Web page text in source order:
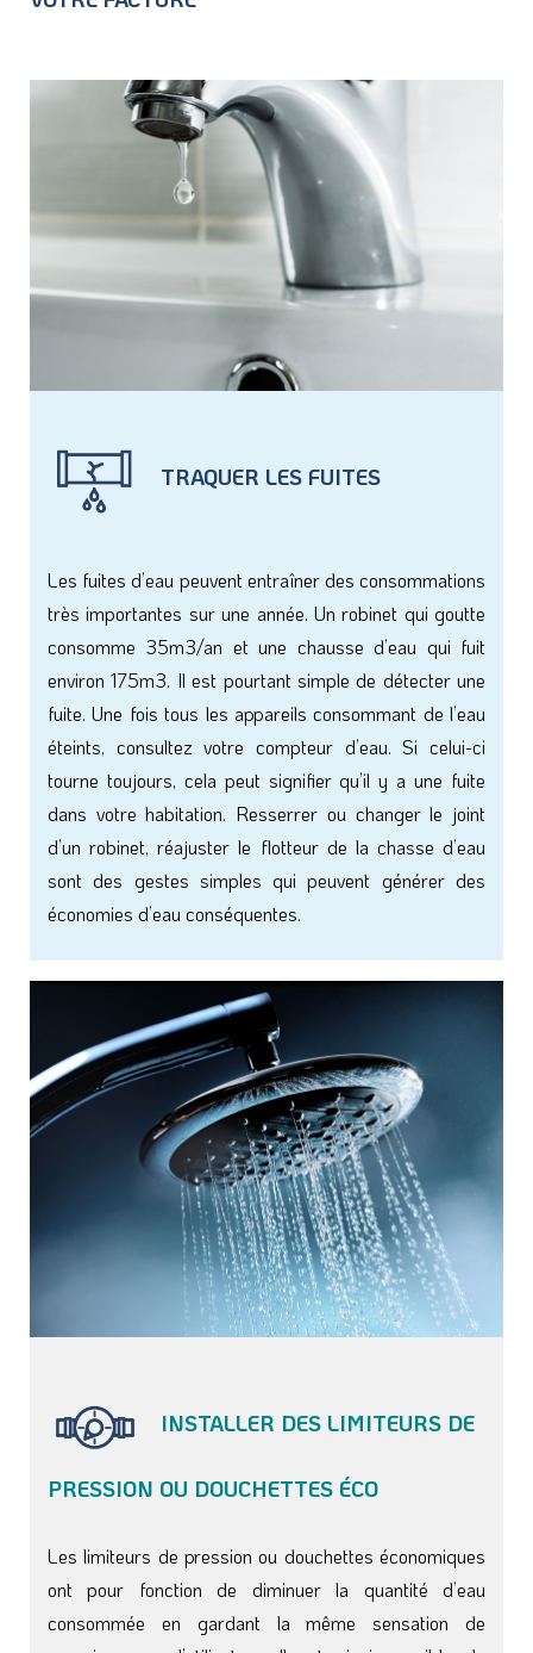
TRAQUER LES FUITES
Les fuites d’eau peuvent entraîner des consommations
très importantes sur une année. Un robinet qui goutte
consomme 35m3/an et une chausse d’eau qui fuit
environ 175m3. Il est pourtant simple de détecter une
fuite. Une fois tous les appareils consommant de l’eau
éteints, consultez votre compteur d’eau. Si celui-ci
tourne toujours, cela peut signifier qu’il y a une fuite
dans votre habitation. Resserrer ou changer le joint
d’un robinet, réajuster le flotteur de la chasse d’eau
sont des gestes simples qui peuvent générer des
économies d’eau conséquentes.
INSTALLER DES LIMITEURS DE
PRESSION OU DOUCHETTES ÉCO
Les limiteurs de pression ou douchettes économiques
ont pour fonction de diminuer la quantité d’eau
consommée en gardant la même sensation de